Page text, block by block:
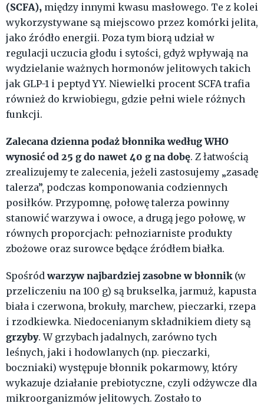
(SCFA), między innymi kwasu masłowego. Te z kolei
wykorzystywane są miejscowo przez komórki jelita,
jako źródło energii. Poza tym biorą udział w
regulacji uczucia głodu i sytości, gdyż wpływają na
wydzielanie ważnych hormonów jelitowych takich
jak GLP-1 i peptyd YY. Niewielki procent SCFA trafia
również do krwiobiegu, gdzie pełni wiele różnych
funkcji.
Zalecana dzienna podaż błonnika według WHO
wynosić od 25 g do nawet 40 g na dobę. Z łatwością
zrealizujemy te zalecenia, jeżeli zastosujemy „zasadę
talerza”, podczas komponowania codziennych
posiłków. Przypomnę, połowę talerza powinny
stanowić warzywa i owoce, a drugą jego połowę, w
równych proporcjach: pełnoziarniste produkty
zbożowe oraz surowce będące źródłem białka.
Spośródwarzyw najbardziej zasobne w błonnik(w
przeliczeniu na 100 g) są brukselka, jarmuż, kapusta
biała i czerwona, brokuły, marchew, pieczarki, rzepa
i rzodkiewka. Niedocenianym składnikiem diety są
grzyby. W grzybach jadalnych, zarówno tych
leśnych, jaki i hodowlanych (np. pieczarki,
boczniaki) występuje błonnik pokarmowy, który
wykazuje działanie prebiotyczne, czyli odżywcze dla
mikroorganizmów jelitowych. Zostało to